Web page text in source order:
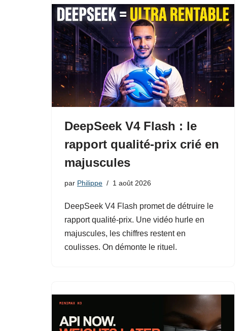
DeepSeek V4 Flash : le
rapport qualité-prix crié en
majuscules
par Philippe 1 août 2026
DeepSeek V4 Flash promet de détruire le
rapport qualité-prix. Une vidéo hurle en
majuscules, les chiffres restent en
coulisses. On démonte le rituel.